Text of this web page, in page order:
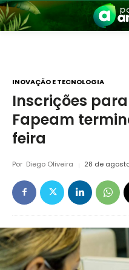
Amazônia
INOVAÇÃO E TECNOLOGIA
Inscrições
Fapeam
feira
Por Diego Oliveira 28 de